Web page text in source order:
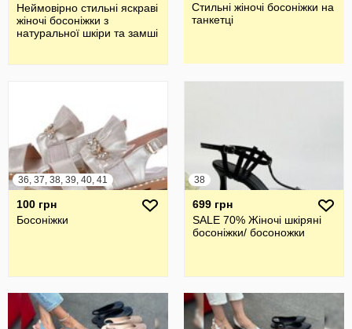
Неймовірно стильні яскраві
жіночі босоніжки з
натуральної шкіри та замші
Стильні жіночі босоніжки на
танкетці
36, 37, 38, 39, 40, 41
100 грн
Босоніжки
38
699 грн
SALE 70% Жіночі шкіряні
босоніжки/ босоножки